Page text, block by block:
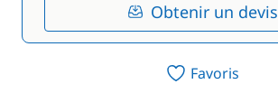
Obtenir un devis
Favoris